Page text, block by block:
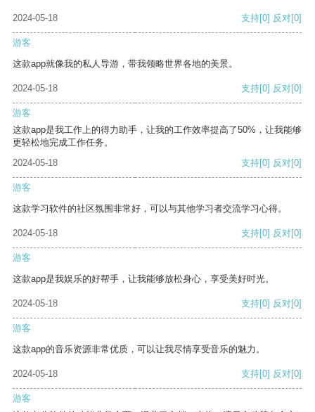
2024-05-18 支持[0] 反对[0]
游客
这款app就像我的私人导游，带我领略世界各地的美景。
2024-05-18 支持[0] 反对[0]
游客
这款app是我工作上的得力助手，让我的工作效率提高了50%，让我能够
更轻松地完成工作任务。
2024-05-18
支持[0] 反对[0]
游客
这款学习软件的社区氛围非常好，可以与其他学习者交流学习心得。
2024-05-18 支持[0] 反对[0]
游客
这款app是我娱乐的好帮手，让我能够放松身心，享受美好时光。
2024-05-18 支持[0] 反对[0]
游客
这款app的音乐资源非常优质，可以让我尽情享受音乐的魅力。
2024-05-18 支持[0] 反对[0]
游客